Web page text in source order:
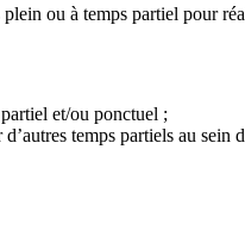
ou à temps partiel pour
et/ou ponctuel ;
temps partiels au sein